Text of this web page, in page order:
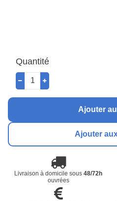
Quantité
Ajouter
Ajouter
Livraison à domicile sous48/72h
ouvrées